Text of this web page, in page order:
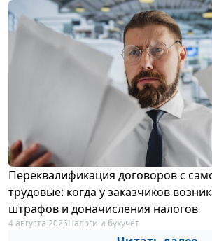
Переквалификация договоров с
трудовые: когда у заказчиков
штрафов и доначисления налогов
4 августа 2026Налоги и бухучет